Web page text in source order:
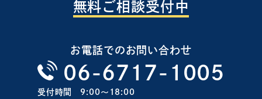
無料ご相談受付中
お電話でのお問い合わせ
06-6717-1005
受付時間 9:00〜18:00